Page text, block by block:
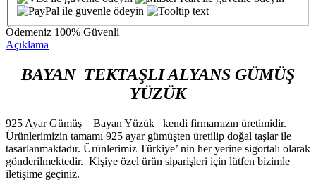
Ödemeniz 100% Güvenli
Açıklama
BAYAN TEKTAŞLI ALYANS GÜMÜŞ
YÜZÜK
925 Ayar Gümüş Bayan Yüzük kendi firmamızın üretimidir.
Ürünlerimizin tamamı 925 ayar gümüşten üretilip doğal taşlar ile
tasarlanmaktadır. Ürünlerimiz Türkiye’ nin her yerine sigortalı olarak
gönderilmektedir. Kişiye özel ürün siparişleri için lütfen bizimle
iletişime geçiniz.